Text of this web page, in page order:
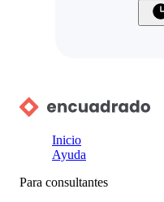
Inicio
Ayuda
Para consultantes